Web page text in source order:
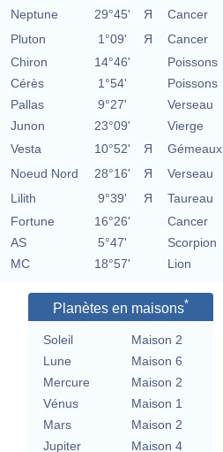
Neptune
29°45' Я
Cancer
Pluton
1°09' Я
Cancer
Chiron
14°46'
Poissons
Cérès
1°54'
Poissons
Pallas
9°27'
Verseau
Junon
23°09'
Vierge
Vesta
10°52' Я
Gémeaux
Noeud Nord
28°16' Я
Verseau
Lilith
9°39' Я
Taureau
Fortune
16°26'
Cancer
AS
5°47'
Scorpion
MC
18°57' Lion
Planètes en maisons*
Soleil
Maison 2
Lune
Maison 6
Mercure
Maison 2
Vénus
Maison 1
Mars
Maison 2
Jupiter
Maison 4